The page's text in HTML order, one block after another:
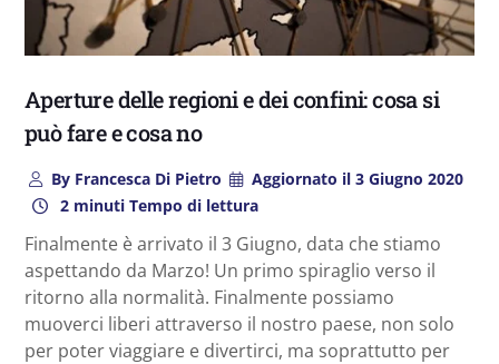
Aperture delle regioni e dei confini: cosa si
può fare e cosa no
ByFrancesca Di Pietro Aggiornato il 3 Giugno 2020
2 minuti Tempo di lettura
Finalmente è arrivato il 3 Giugno, data che stiamo
aspettando da Marzo! Un primo spiraglio verso il
ritorno alla normalità. Finalmente possiamo
muoverci liberi attraverso il nostro paese, non solo
per poter viaggiare e divertirci, ma soprattutto per